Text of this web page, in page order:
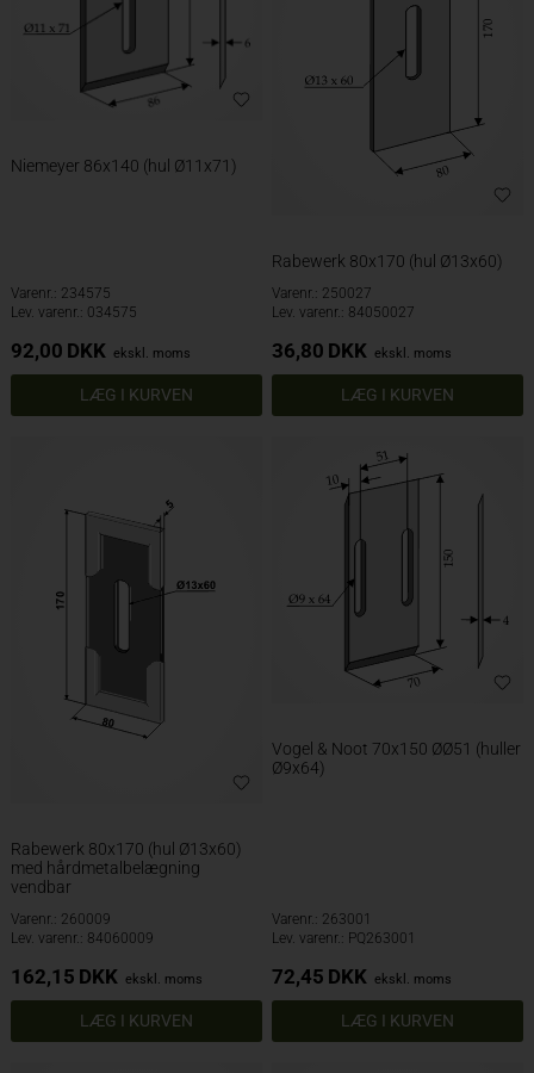
Niemeyer 86x140 (hul Ø11x71)
Varenr.: 234575
Lev. varenr.: 034575
92,00 DKK ekskl. moms
Rabewerk 80x170 (hul Ø13x60)
Varenr.: 250027
Lev. varenr.: 84050027
36,80 DKK ekskl. moms
Rabewerk 80x170 (hul Ø13x60)
med hårdmetalbelægning
vendbar
Varenr.: 260009
Lev. varenr.: 84060009
162,15 DKK ekskl. moms
Vogel & Noot 70x150 ØØ51 (huller
Ø9x64)
Varenr.: 263001
Lev. varenr.: PQ263001
72,45 DKK ekskl. moms